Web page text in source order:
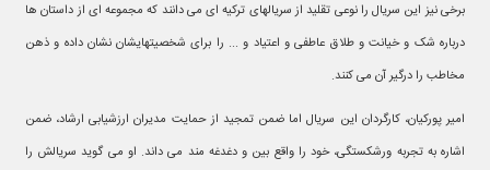
برخی نیز این سریال را نوعی تقلید از سریالهای ترکیه ای می دانند که مجموعه ای از داستان ها
درباره شک و خیانت و طلاق عاطفی و اعتیاد و ... را برای شخصیتهایشان نشان داده و ذهن
مخاطب را درگیر آن می کنند.
امیر پورکیان، کارگردان این سریال اما ضمن تمجید از حمایت مدیران ارزشیابی ارشاد، ضمن
اشاره به تجربه ورشکستگی، خود را واقع بین و دغدغه مند می داند. او می گوید سریالش را